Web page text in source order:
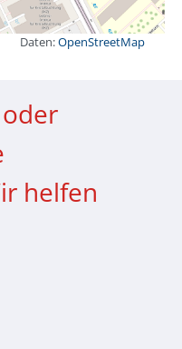
Daten:OpenStreetMap
helfen